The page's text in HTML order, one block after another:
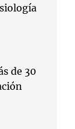
de 30